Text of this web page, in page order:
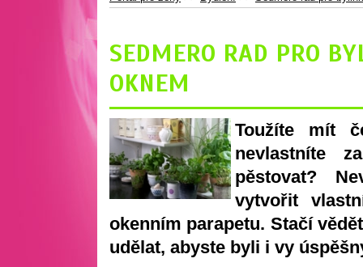
SEDMERO RAD PRO
OKNEM
Toužíte mít
nevlastníte
pěstovat?
vytvořit
okenním parapetu. Stačí
udělat, abyste byli i vy